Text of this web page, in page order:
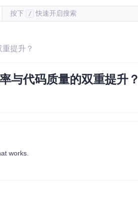
按下 / 快速开启搜索
提升？
与代码质量的双重提升？
works.